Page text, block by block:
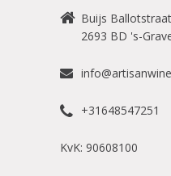
Buijs
2693 BD 's-
+31648547251
KvK: 90608100